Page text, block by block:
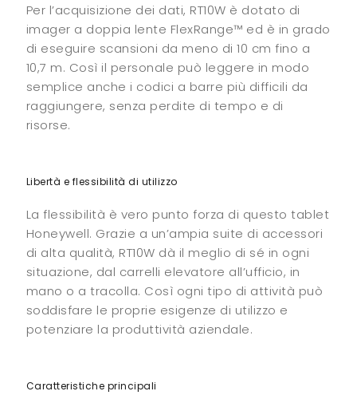
Per l’acquisizione dei dati, RT10W è dotato di
imager a doppia lente FlexRange™ ed è in grado
di eseguire scansioni da meno di 10 cm fino a
10,7 m. Così il personale può leggere in modo
semplice anche i codici a barre più difficili da
raggiungere, senza perdite di tempo e di
risorse.
Libertà e flessibilità di utilizzo
La flessibilità è vero punto forza di questo tablet
Honeywell. Grazie a un’ampia suite di accessori
di alta qualità, RT10W dà il meglio di sé in ogni
situazione, dal carrelli elevatore all’ufficio, in
mano o a tracolla. Così ogni tipo di attività può
soddisfare le proprie esigenze di utilizzo e
potenziare la produttività aziendale.
Caratteristiche principali